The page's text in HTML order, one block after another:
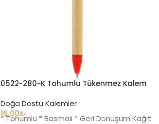
0522-280-K Tohumlu Tükenmez Kalem
Doğa Dostu Kalemler
16.00₺
* Tohumlu * Basmalı * Geri Dönüşüm Kağıt